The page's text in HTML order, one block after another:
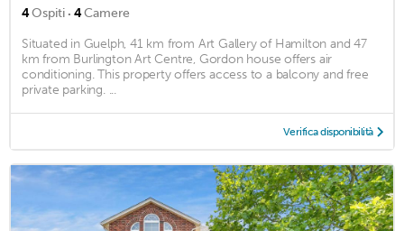
4Ospiti · 4Camere
Situated in Guelph, 41 km from Art Gallery of Hamilton and 47
km from Burlington Art Centre, Gordon house offers air
conditioning. This property offers access to a balcony and free
private parking. ...
Verifica disponibilità